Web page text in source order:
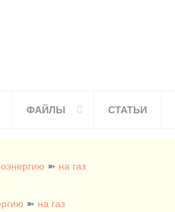
ФАЙЛЫ СТАТЬИ
➽ на газ
➽ на газ